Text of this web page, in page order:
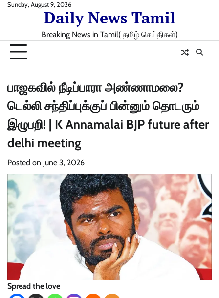
SkipSunday, August 9, 2026
Daily News Tamil
Breaking News in Tamil( தமிழ் செய்திகள்)
பாஜகவில் நீடிப்பாரா அண்ணாமலை?
டெல்லி சந்திப்புக்குப் பின்னும் தொடரும்
இழுபறி! | K Annamalai BJP future after
delhi meeting
Posted on June 3, 2026
Spread the love